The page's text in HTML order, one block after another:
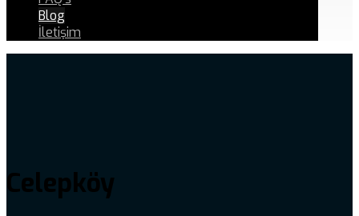
Blog
İletişim
Celepköy